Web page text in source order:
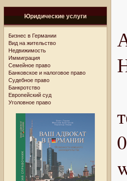
Юридические услуги
Бизнес в Германии
Вид на жительство
Недвижимость
Иммиграция
Семейное право
Банковское и налоговое право
Судебное право
Банкротство
Европейский суд
Уголовное право